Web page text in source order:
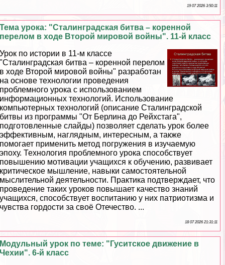
19 07 2026 3:50:11
Тема урока: "Сталинградская битва – коренной
перелом в ходе Второй мировой войны". 11-й класс
Урок по истории в 11-м классе
"Сталинградская битва – коренной перелом
в ходе Второй мировой войны" разработан
на основе технологии проведения
проблемного урока с использованием
информационных технологий. Использование
компьютерных технологий (описание Сталинградской
битвы из программы "От Берлина до Рейхстага",
подготовленные слайды) позволяет сделать урок более
эффективным, наглядным, интересным, а также
помогает применить метод погружения в изучаемую
эпоху. Технология проблемного урока способствует
повышению мотивации учащихся к обучению, развивает
критическое мышление, навыки самостоятельной
мыслительной деятельности. Пpaктика подтверждает, что
проведение таких уроков повышает качество знаний
учащихся, способствует воспитанию у них патриотизма и
чувства гордости за своё Отечество. ...
18 07 2026 21:31:11
Модульный урок по теме: "Гуситское движение в
Чехии". 6-й класс